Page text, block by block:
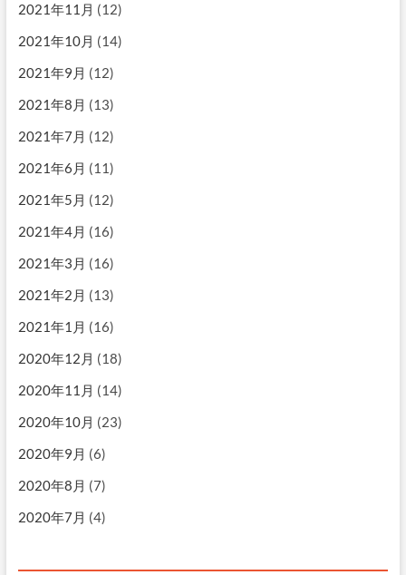
2021年11月 (12)
2021年10月 (14)
2021年9月 (12)
2021年8月 (13)
2021年7月 (12)
2021年6月 (11)
2021年5月 (12)
2021年4月 (16)
2021年3月 (16)
2021年2月 (13)
2021年1月 (16)
2020年12月 (18)
2020年11月 (14)
2020年10月 (23)
2020年9月 (6)
2020年8月 (7)
2020年7月 (4)